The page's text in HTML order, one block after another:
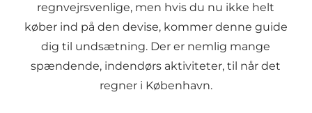
regnvejrsvenlige, men hvis du nu ikke helt
køber ind på den devise, kommer denne guide
dig til undsætning. Der er nemlig mange
spændende, indendørs aktiviteter, til når det
regner i København.